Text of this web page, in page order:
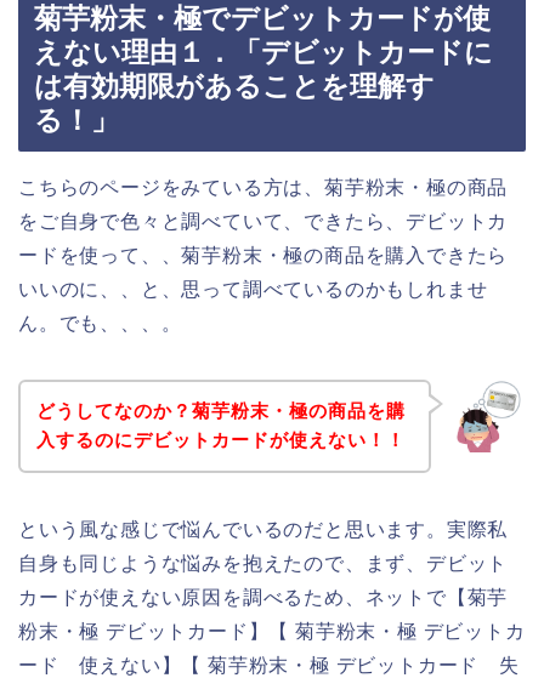
菊芋粉末・極でデビットカードが使
えない理由１．「デビットカードに
は有効期限があることを理解す
る！」
こちらのページをみている方は、菊芋粉末・極の商品
をご自身で色々と調べていて、できたら、デビットカ
ードを使って、、菊芋粉末・極の商品を購入できたら
いいのに、、と、思って調べているのかもしれませ
ん。でも、、、。
どうしてなのか？菊芋粉末・極の商品を購
入するのにデビットカードが使えない！！
という風な感じで悩んでいるのだと思います。実際私
自身も同じような悩みを抱えたので、まず、デビット
カードが使えない原因を調べるため、ネットで【菊芋
粉末・極 デビットカード】【 菊芋粉末・極 デビットカ
ード 使えない】【 菊芋粉末・極 デビットカード 失